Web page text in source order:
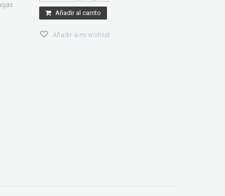
Añadir al carrito
Añadir a mi wishlist